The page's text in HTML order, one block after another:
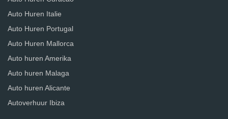
Auto Huren Italie
Auto Huren Portugal
Auto Huren Mallorca
Auto huren Amerika
Auto huren Malaga
Auto huren Alicante
Autoverhuur Ibiza